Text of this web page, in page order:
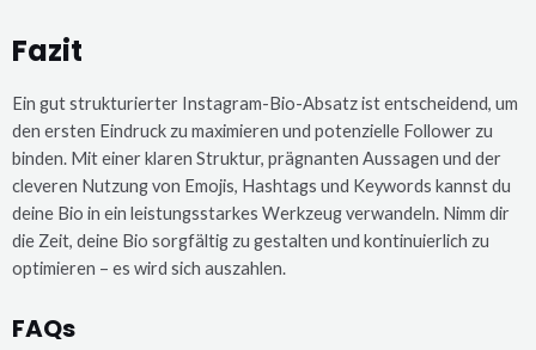
Fazit
Ein gut strukturierter Instagram-Bio-Absatz ist entscheidend, um
den ersten Eindruck zu maximieren und potenzielle Follower zu
binden. Mit einer klaren Struktur, prägnanten Aussagen und der
cleveren Nutzung von Emojis, Hashtags und Keywords kannst du
deine Bio in ein leistungsstarkes Werkzeug verwandeln. Nimm dir
die Zeit, deine Bio sorgfältig zu gestalten und kontinuierlich zu
optimieren – es wird sich auszahlen.
FAQs